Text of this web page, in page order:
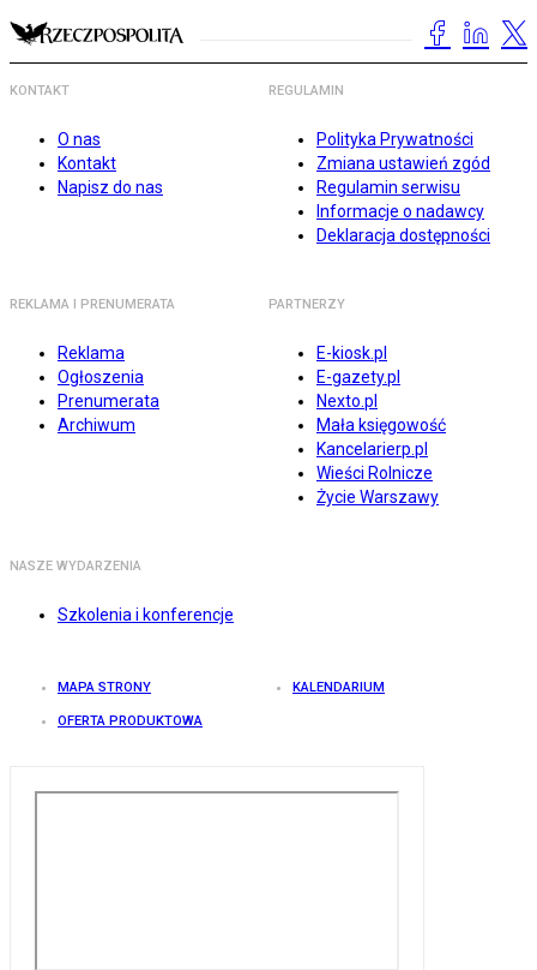
KONTAKT
O nas
Kontakt
Napisz do nas
REGULAMIN
Polityka Prywatności
Zmiana ustawień zgód
Regulamin serwisu
Informacje o nadawcy
Deklaracja dostępności
REKLAMA I PRENUMERATA
Reklama
Ogłoszenia
Prenumerata
Archiwum
PARTNERZY
E-kiosk.pl
E-gazety.pl
Nexto.pl
Mała księgowość
Kancelarierp.pl
Wieści Rolnicze
Życie Warszawy
NASZE WYDARZENIA
Szkolenia i konferencje
MAPA STRONY KALENDARIUM
OFERTA PRODUKTOWA